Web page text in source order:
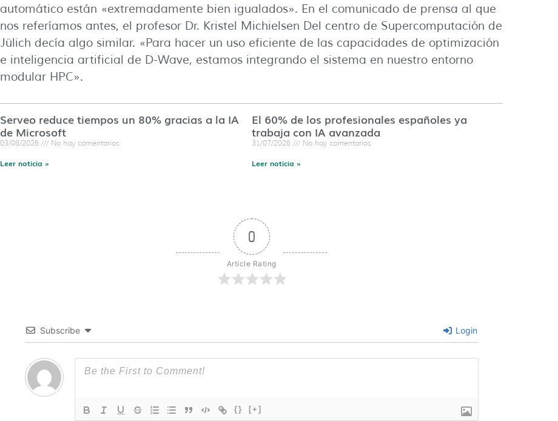
automático están «extremadamente bien igualados». En el comunicado de prensa al que
nos referíamos antes, el profesor Dr. Kristel Michielsen Del centro de Supercomputación de
Jülich decía algo similar. «Para hacer un uso eficiente de las capacidades de optimización
e inteligencia artificial de D-Wave, estamos integrando el sistema en nuestro entorno
modular HPC».
Serveo reduce tiempos un 80% gracias a la IA
de Microsoft
03/08/2026 No hay comentarios
Leer noticia »
El 60% de los profesionales españoles ya
trabaja con IA avanzada
31/07/2026 No hay comentarios
Leer noticia »
0
Article Rating
Subscribe Login
{} [+]